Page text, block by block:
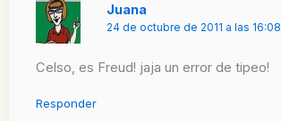
Juana
24 de octubre de 2011 a las 16:08
Celso, es Freud! jaja un error de tipeo!
Responder